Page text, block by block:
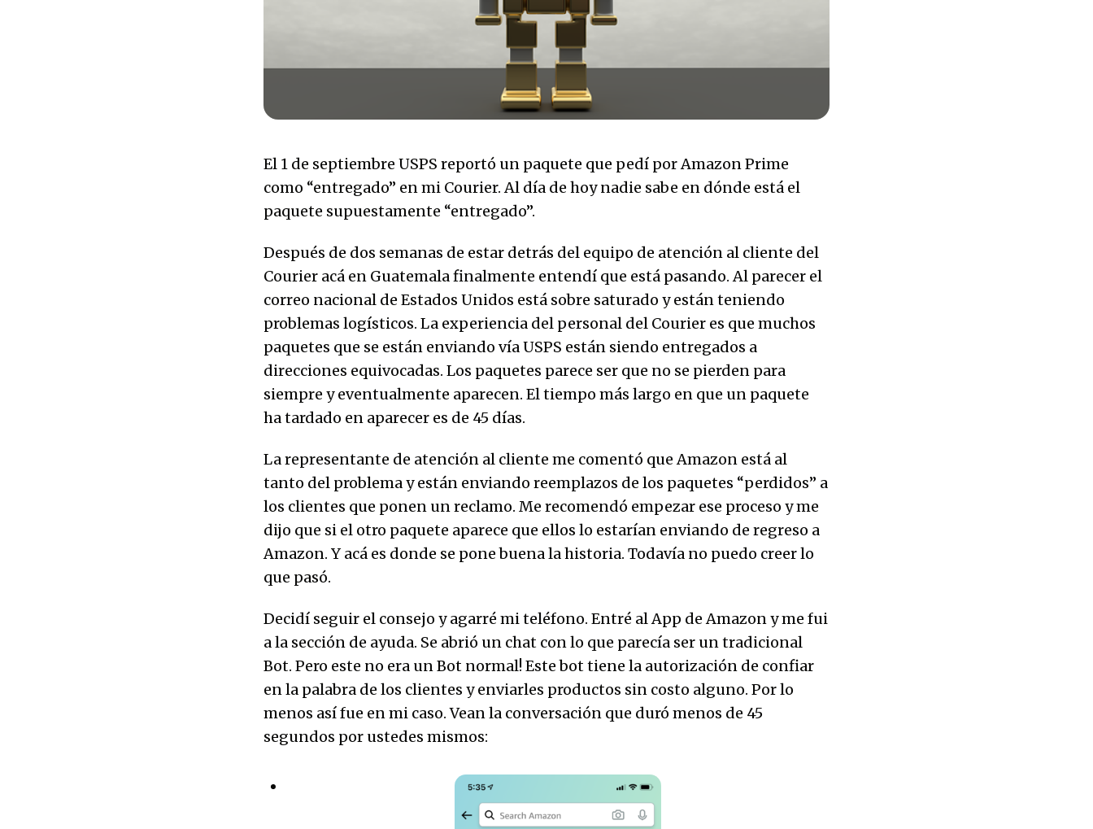
El 1 de septiembre USPS reportó un paquete que pedí por Amazon Prime
como “entregado” en mi Courier. Al día de hoy nadie sabe en dónde está el
paquete supuestamente “entregado”.
Después de dos semanas de estar detrás del equipo de atención al cliente del
Courier acá en Guatemala finalmente entendí que está pasando. Al parecer el
correo nacional de Estados Unidos está sobre saturado y están teniendo
problemas logísticos. La experiencia del personal del Courier es que muchos
paquetes que se están enviando vía USPS están siendo entregados a
direcciones equivocadas. Los paquetes parece ser que no se pierden para
siempre y eventualmente aparecen. El tiempo más largo en que un paquete
ha tardado en aparecer es de 45 días.
La representante de atención al cliente me comentó que Amazon está al
tanto del problema y están enviando reemplazos de los paquetes “perdidos” a
los clientes que ponen un reclamo. Me recomendó empezar ese proceso y me
dijo que si el otro paquete aparece que ellos lo estarían enviando de regreso a
Amazon. Y acá es donde se pone buena la historia. Todavía no puedo creer lo
que pasó.
Decidí seguir el consejo y agarré mi teléfono. Entré al App de Amazon y me fui
a la sección de ayuda. Se abrió un chat con lo que parecía ser un tradicional
Bot. Pero este no era un Bot normal! Este bot tiene la autorización de confiar
en la palabra de los clientes y enviarles productos sin costo alguno. Por lo
menos así fue en mi caso. Vean la conversación que duró menos de 45
segundos por ustedes mismos: